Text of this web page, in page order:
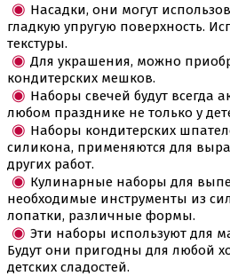
Красители
Красители
Сухие
Съедобные
Креманки, Топпинги,
Насадки, они могут
гладкую упругую поверхность.
текстуры.
Для украшения, можно
кондитерских мешков.
Наборы свечей будут всегда
любом празднике не только у
Наборы кондитерских
силикона, применяются для
других работ.
Кулинарные наборы для
необходимые инструменты из
лопатки, различные формы.
Эти наборы используют для
Будут они пригодны для любой
детских сладостей.